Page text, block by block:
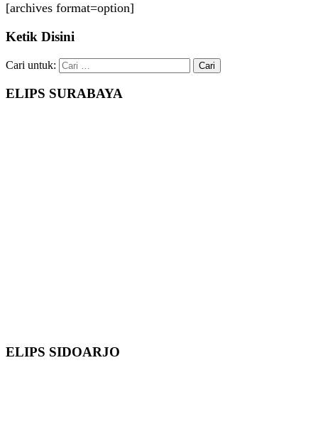
[archives format=option]
Ketik Disini
Cari untuk:
ELIPS SURABAYA
ELIPS SIDOARJO